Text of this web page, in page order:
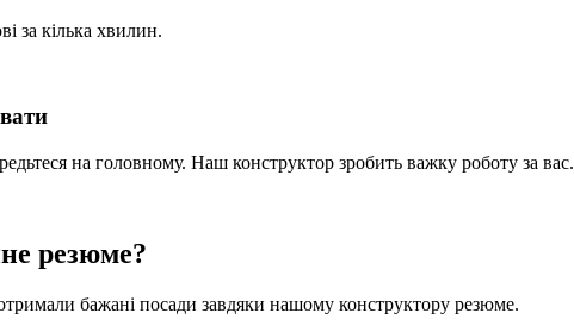
за кілька хвилин.
на головному. Наш конструктор зробить важку роботу за вас.
резюме?
бажані посади завдяки нашому конструктору резюме.